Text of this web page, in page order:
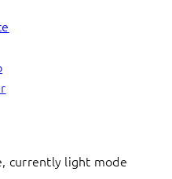
currently light mode